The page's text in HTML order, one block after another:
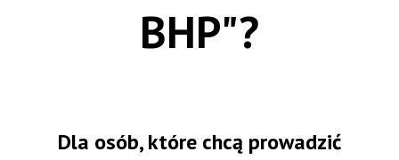
BHP"?
Dla osób, które chcą prowadzić